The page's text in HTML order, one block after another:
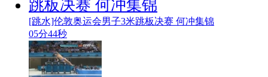
[跳水]伦敦奥运会男子3米跳板决赛 何冲集锦
05分44秒